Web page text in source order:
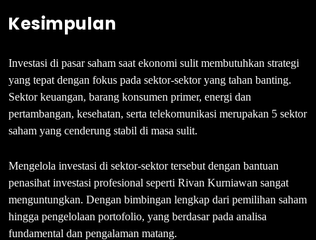
Kesimpulan
Investasi di pasar saham saat ekonomi sulit membutuhkan strategi
yang tepat dengan fokus pada sektor-sektor yang tahan banting.
Sektor keuangan, barang konsumen primer, energi dan
pertambangan, kesehatan, serta telekomunikasi merupakan 5 sektor
saham yang cenderung stabil di masa sulit.
Mengelola investasi di sektor-sektor tersebut dengan bantuan
penasihat investasi profesional seperti Rivan Kurniawan sangat
menguntungkan. Dengan bimbingan lengkap dari pemilihan saham
hingga pengelolaan portofolio, yang berdasar pada analisa
fundamental dan pengalaman matang.